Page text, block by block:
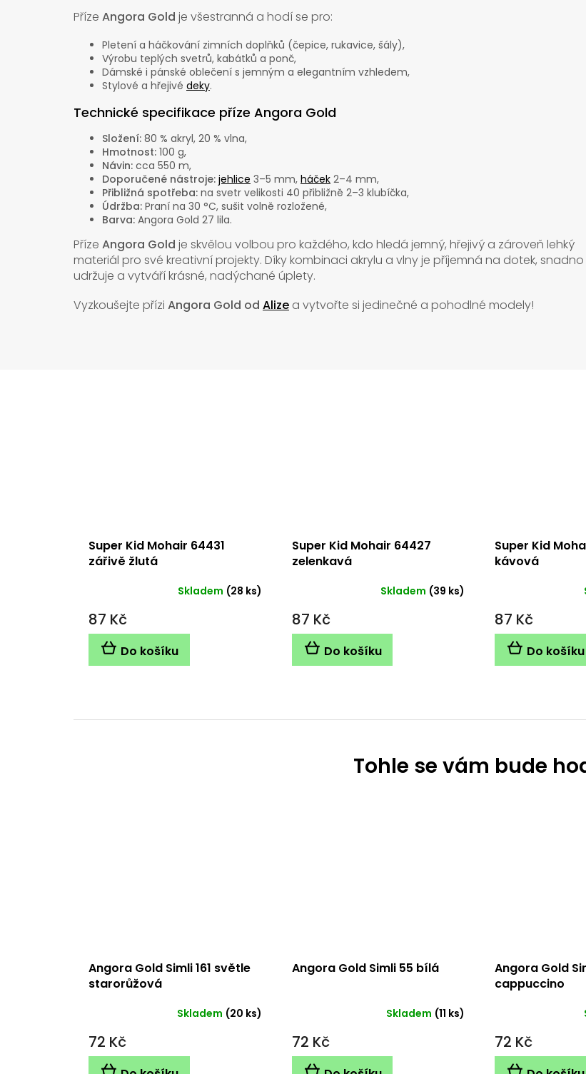
Angora Gold Simli 161 světle
starorůžová
Skladem (20 ks)
72 Kč
Angora Gold Simli 55 bílá
Skladem (11 ks)
72 Kč
Angora Gold
cappuccino
72 Kč
Příze Angora Gold je všestranná a hodí se pro:
Pletení a háčkování zimních doplňků (čepice, rukavice, šály),
Výrobu teplých svetrů, kabátků a ponč,
Dámské i pánské oblečení s jemným a elegantním vzhledem,
Stylové a hřejivé deky.
Technické specifikace příze Angora Gold
Složení: 80 % akryl, 20 % vlna,
Hmotnost: 100 g,
Návin: cca 550 m,
Doporučené nástroje: jehlice 3–5 mm, háček 2–4 mm,
Přibližná spotřeba: na svetr velikosti 40 přibližně 2–3 klubíčka,
Údržba: Praní na 30 °C, sušit volně rozložené,
Barva: Angora Gold 27 lila.
Příze Angora Gold je skvělou volbou pro každého, kdo hledá jemný, hřejivý a zároveň lehký
materiál pro své kreativní projekty. Díky kombinaci akrylu a vlny je příjemná na dotek, snadno
udržuje a vytváří krásné, nadýchané úplety.
Vyzkoušejte přízi Angora Gold od Alize a vytvořte si jedinečné a pohodlné modely!
Super Kid Mohair 64431
zářivě žlutá
Skladem (28 ks)
87 Kč
Do košíku
Super Kid Mohair 64427
zelenkavá
Skladem (39 ks)
87 Kč
Do košíku
Super Kid
kávová
87 Kč
Do košíku